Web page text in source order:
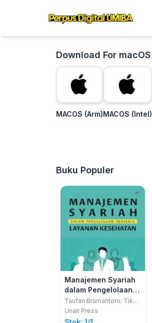
Download For macOS
MACOS (Arm)MACOS (Intel)
Buku Populer
Manajemen Syariah
dalam Pengelolaan
Penyedia Layanan
Kesehatan
Taufan Bramantoro; Tika
Widiastuti
Unair Press